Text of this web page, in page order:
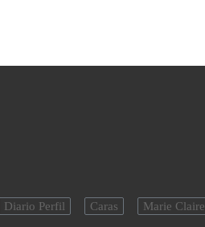
Diario Perfil Caras Marie Claire